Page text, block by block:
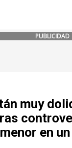
PUBLICIDAD
muy
en